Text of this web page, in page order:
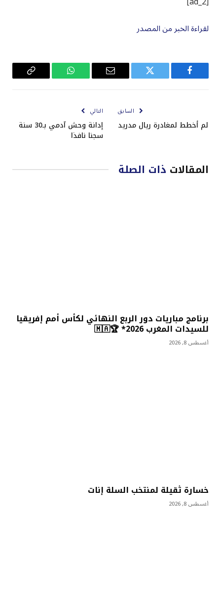
لقراءة الخبر من المصدر
فيسبوك تويتر
البريد
واتساب
Copy
السابق
لم أخطط لمغادرة ريال مدريد
التالي
إدانة وحش آدمي بـ30 سنة
سجنا نافذا
المقالات ذات الصلة
برنامج مباريات دور الربع النهائي لكأس أمم إفريقيا
للسيدات المغرب 2026* 🏆🇲🇦
أغسطس 8, 2026
خسارة ثقيلة لمنتخب السلة إنات
أغسطس 8, 2026